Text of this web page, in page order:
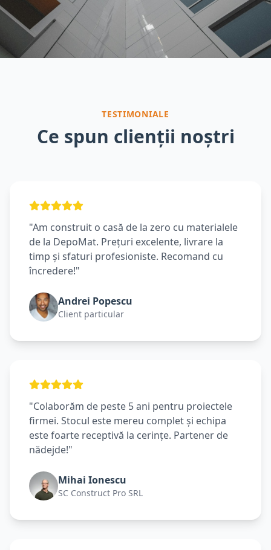
TESTIMONIALE
Ce spun clienții noștri
"Am construit o casă de la zero cu materialele
de la DepoMat. Prețuri excelente, livrare la
timp și sfaturi profesioniste. Recomand cu
încredere!"
Andrei Popescu
Client particular
"Colaborăm de peste 5 ani pentru proiectele
firmei. Stocul este mereu complet și echipa
este foarte receptivă la cerințe. Partener de
nădejde!"
Mihai Ionescu
SC Construct Pro SRL